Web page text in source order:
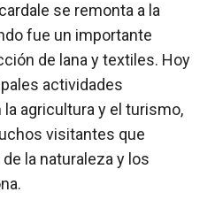
se remonta a la
fue un importante
de lana y textiles. Hoy
actividades
agricultura y el turismo,
visitantes que
la naturaleza y los